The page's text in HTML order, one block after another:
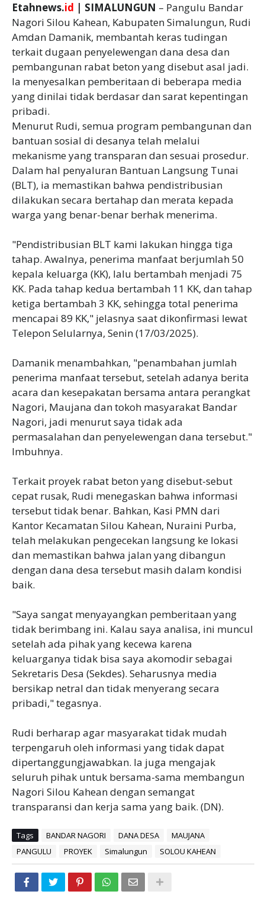
Etahnews.id | SIMALUNGUN – Pangulu Bandar
Nagori Silou Kahean, Kabupaten Simalungun, Rudi
Amdan Damanik, membantah keras tudingan
terkait dugaan penyelewengan dana desa dan
pembangunan rabat beton yang disebut asal jadi.
Ia menyesalkan pemberitaan di beberapa media
yang dinilai tidak berdasar dan sarat kepentingan
pribadi.
Menurut Rudi, semua program pembangunan dan
bantuan sosial di desanya telah melalui
mekanisme yang transparan dan sesuai prosedur.
Dalam hal penyaluran Bantuan Langsung Tunai
(BLT), ia memastikan bahwa pendistribusian
dilakukan secara bertahap dan merata kepada
warga yang benar-benar berhak menerima.
"Pendistribusian BLT kami lakukan hingga tiga
tahap. Awalnya, penerima manfaat berjumlah 50
kepala keluarga (KK), lalu bertambah menjadi 75
KK. Pada tahap kedua bertambah 11 KK, dan tahap
ketiga bertambah 3 KK, sehingga total penerima
mencapai 89 KK," jelasnya saat dikonfirmasi lewat
Telepon Selularnya, Senin (17/03/2025).
Damanik menambahkan, "penambahan jumlah
penerima manfaat tersebut, setelah adanya berita
acara dan kesepakatan bersama antara perangkat
Nagori, Maujana dan tokoh masyarakat Bandar
Nagori, jadi menurut saya tidak ada
permasalahan dan penyelewengan dana tersebut."
Imbuhnya.
Terkait proyek rabat beton yang disebut-sebut
cepat rusak, Rudi menegaskan bahwa informasi
tersebut tidak benar. Bahkan, Kasi PMN dari
Kantor Kecamatan Silou Kahean, Nuraini Purba,
telah melakukan pengecekan langsung ke lokasi
dan memastikan bahwa jalan yang dibangun
dengan dana desa tersebut masih dalam kondisi
baik.
"Saya sangat menyayangkan pemberitaan yang
tidak berimbang ini. Kalau saya analisa, ini muncul
setelah ada pihak yang kecewa karena
keluarganya tidak bisa saya akomodir sebagai
Sekretaris Desa (Sekdes). Seharusnya media
bersikap netral dan tidak menyerang secara
pribadi," tegasnya.
Rudi berharap agar masyarakat tidak mudah
terpengaruh oleh informasi yang tidak dapat
dipertanggungjawabkan. Ia juga mengajak
seluruh pihak untuk bersama-sama membangun
Nagori Silou Kahean dengan semangat
transparansi dan kerja sama yang baik. (DN).
Tags BANDAR NAGORI DANA DESA
MAUJANA
PANGULU
PROYEK Simalungun SOLOU KAHEAN